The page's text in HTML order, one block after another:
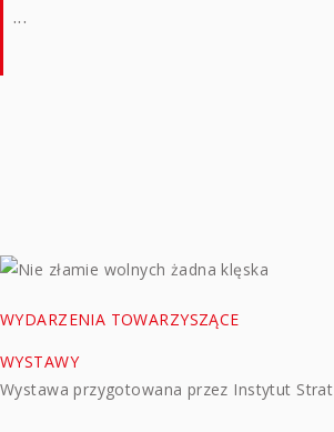
...
WYDARZENIA TOWARZYSZĄCE
WYSTAWY
Wystawa przygotowana przez Instytut